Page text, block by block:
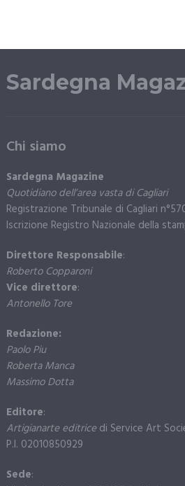
Sardegna
Chi siamo
Sardegna Magazine
Quotidiano dell’area vasta di Cagliari
Registrazione Tribunale di Cagliari
Iscrizione Registro Nazionale della
Direttore Responsabile:
Roberto Copparoni
Vice direttore:
Antonello Tore
Redazione:
Paolo Piu
Roberta Manca
Massimo Dotta
Editore:
Artigianarte editricedi Service Art
P.I. 02010850929
Sede: